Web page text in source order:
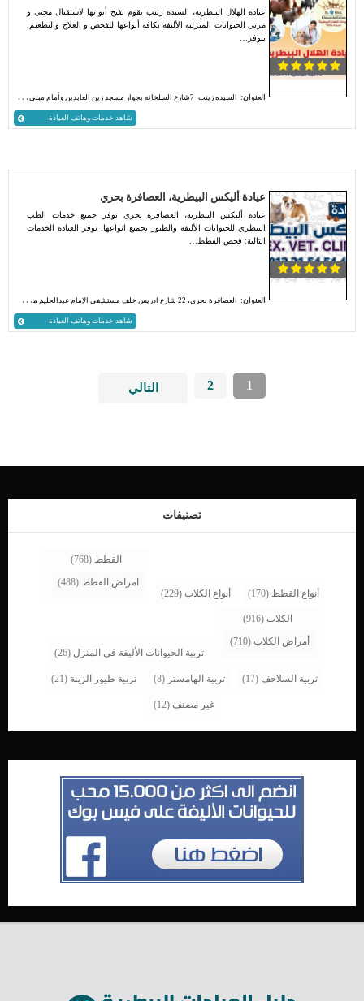
شاهد خدمات وهاتف العيادة
عيادة الهلال البيطرية، السيدة زينب تقوم بفتح أبوابها لاستقبال محبي و
مربي الحيوانات المنزلية الأليفة بكافة أنواعها للفحص و العلاج والتطعيم.
يتوفر…
العنوان: السيده زينب، 7شارع السلخانه بجوار مسجد زين العابدين وأمام مبنى علاجي مستشفى 57
شاهد خدمات وهاتف العيادة
عيادة أليكس البيطرية، العصافرة بحري
عيادة أليكس البيطرية، العصافرة بحري توفر جميع خدمات الطب
البيطري للحيوانات الأليفة والطيور بجميع انواعها. توفر العيادة الخدمات
التالية: فحص القطط…
العنوان: العصافرة بحري، 22 شارع ادريس خلف مستشفى الإمام عبدالحليم محمود. الإسكندرية
1
2 التالي
تصنيفات
أنواع القطط (170) أنواع الكلاب (229)
القطط (768)
امراض القطط (488)
الكلاب (916)
أمراض الكلاب (710)
تربية الحيوانات الأليفة في المنزل (26)
تربية السلاحف (17) تربية الهامستر (8) تربية طيور الزينة (21)
غير مصنف (12)